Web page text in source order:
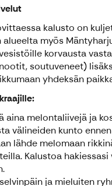
kalusto on
alueelta myös
korvausta
soutuveneet)
yhdeksän
aina melontaliivejä ja
välineiden kunto
lähde melomaan
Kalustoa
ja mieluiten